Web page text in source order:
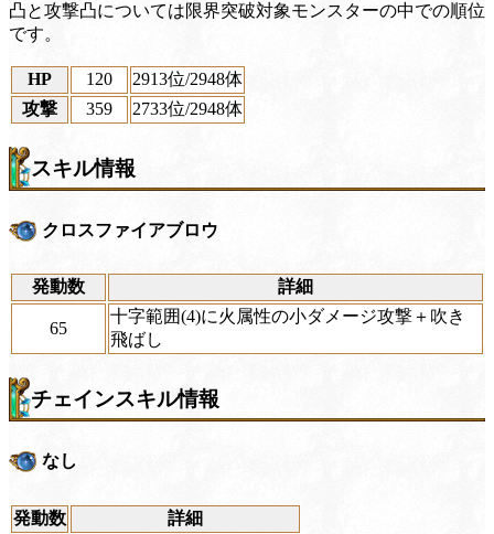
凸と攻撃凸については限界突破対象モンスターの中での順位
です。
HP 120 2913位/2948体
攻撃
359 2733位/2948体
スキル情報
クロスファイアブロウ
発動数 詳細
65
十字範囲(4)に火属性の小ダメージ攻撃＋吹き
飛ばし
チェインスキル情報
なし
発動数
詳細